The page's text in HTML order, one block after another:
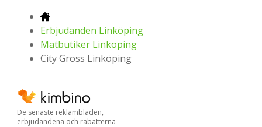
Erbjudanden Linköping
Matbutiker Linköping
City Gross Linköping
De senaste reklambladen,
erbjudandena och rabatterna